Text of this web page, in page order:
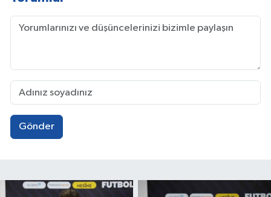
Gönder